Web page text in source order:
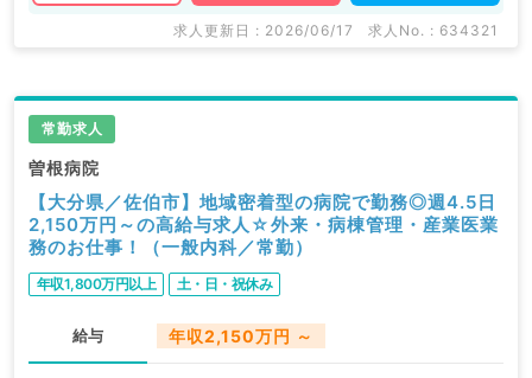
求人更新日 : 2026/06/17 求人No. : 634321
常勤求人
曽根病院
【大分県／佐伯市】地域密着型の病院で勤務◎週4.5日
2,150万円～の高給与求人☆外来・病棟管理・産業医業
務のお仕事！（一般内科／常勤）
年収1,800万円以上 土・日・祝休み
給与 年収2,150万円 ～